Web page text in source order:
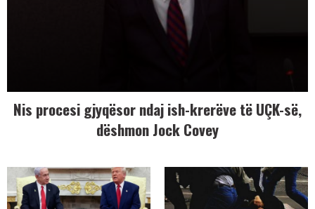
Nis procesi gjyqësor ndaj ish-krerëve të UÇK-së,
dëshmon Jock Covey